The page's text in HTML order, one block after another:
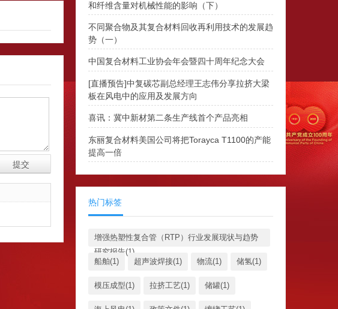
和纤维含量对机械性能的影响（下）
不同聚合物及其复合材料回收再利用技术的发展趋
势（一）
中国复合材料工业协会年会暨四十周年纪念大会
[直播预告]中复碳芯副总经理王志伟分享拉挤大梁
板在风电中的应用及发展方向
喜讯：冀中新材第二条生产线首个产品亮相
东丽复合材料美国公司将把Torayca T1100的产能
提高一倍
热门标签
增强热塑性复合管（RTP）行业发展现状与趋势
研究报告(1)
船舶(1)
超声波焊接(1) 物流(1) 储氢(1)
模压成型(1) 拉挤工艺(1) 储罐(1)